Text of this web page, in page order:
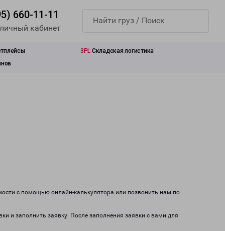
660-11-11
кабинет
3PL Складская логистика
с помощью онлайн-калькулятора или позвонить нам по
и заполнить заявку. После заполнения заявки с вами для